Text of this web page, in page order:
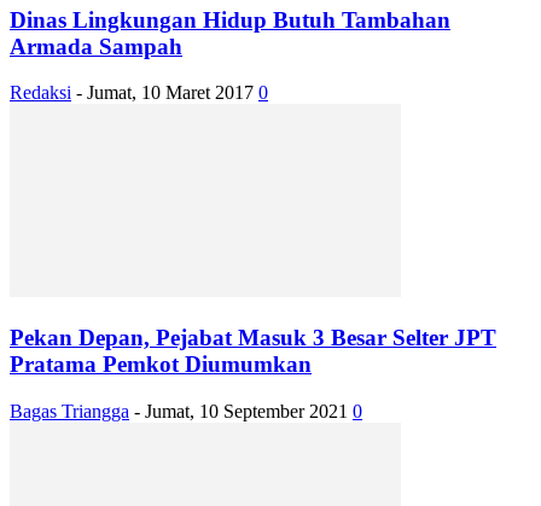
Dinas Lingkungan Hidup Butuh Tambahan
Armada Sampah
Redaksi - Jumat, 10 Maret 2017 0
Pekan Depan, Pejabat Masuk 3 Besar Selter JPT
Pratama Pemkot Diumumkan
Bagas Triangga - Jumat, 10 September 2021 0